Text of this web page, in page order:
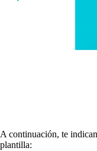
A continuación, te
plantilla: